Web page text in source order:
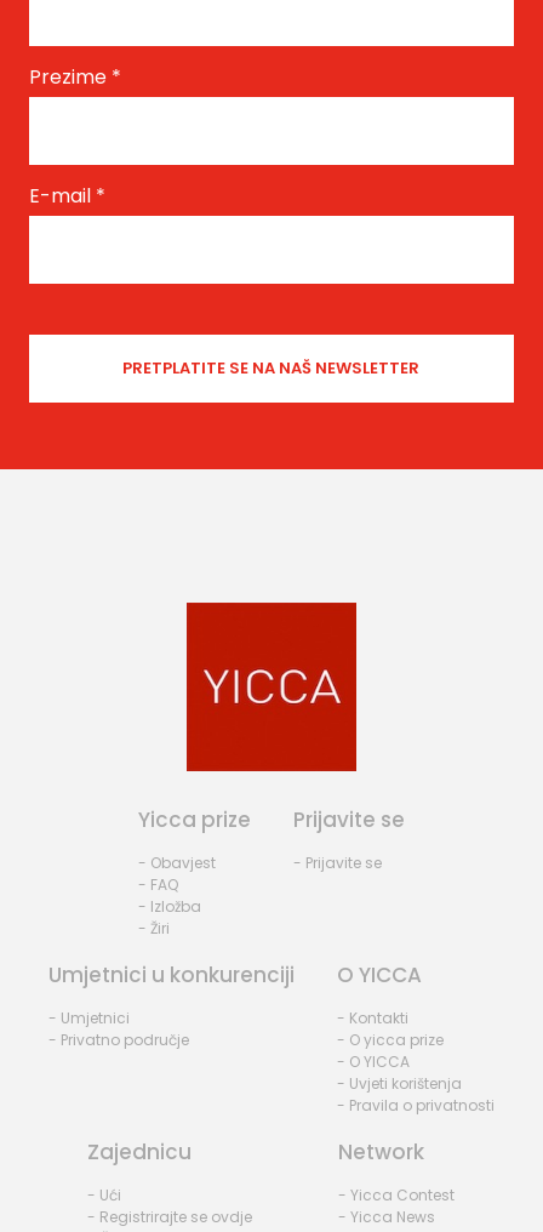
Prezime *
E-mail *
Yicca prize
- Obavjest
- FAQ
- Izložba
- Žiri
Prijavite se
- Prijavite se
Umjetnici u konkurenciji
- Umjetnici
- Privatno područje
O YICCA
- Kontakti
- O yicca prize
- O YICCA
- Uvjeti korištenja
- Pravila o privatnosti
Zajednicu
- Ući
- Registrirajte se ovdje
Network
- Yicca Contest
- Yicca News